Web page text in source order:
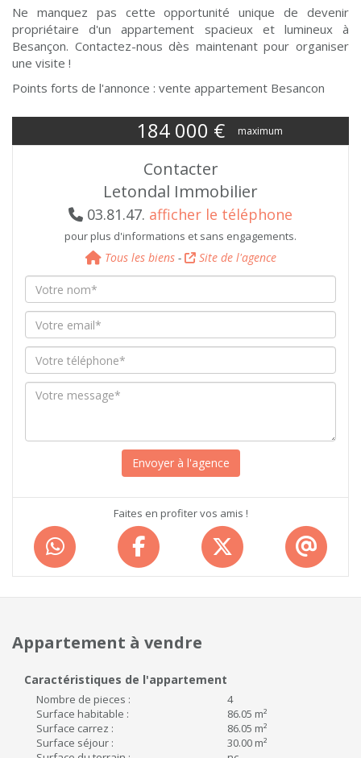
Ne manquez pas cette opportunité unique de devenir
propriétaire d'un appartement spacieux et lumineux à
Besançon. Contactez-nous dès maintenant pour organiser
une visite !
Points forts de l'annonce : vente appartement Besancon
184 000 € maximum
Contacter
Letondal Immobilier
03.81.47. afficher le téléphone
pour plus d'informations et sans engagements.
Tous les biens- Site de l'agence
Faites en profiter vos amis !
Appartement à vendre
Caractéristiques de l'appartement
Nombre de pieces :
4
Surface habitable :
86.05 m²
Surface carrez :
86.05 m²
Surface séjour :
30.00 m²